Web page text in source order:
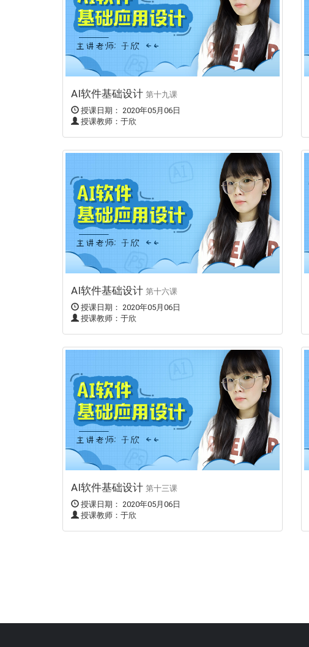
AI软件基础设计 第十九课
授课日期： 2020年05月06日
授课教师：于欣
AI软件基础设计 第十六课
授课日期： 2020年05月06日
授课教师：于欣
AI软件基础设计 第十三课
授课日期： 2020年05月06日
授课教师：于欣